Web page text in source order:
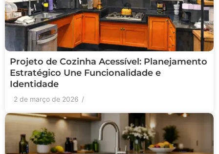
Projeto de Cozinha Acessível: Planejamento
Estratégico Une Funcionalidade e
Identidade
2 de março de 2026 /